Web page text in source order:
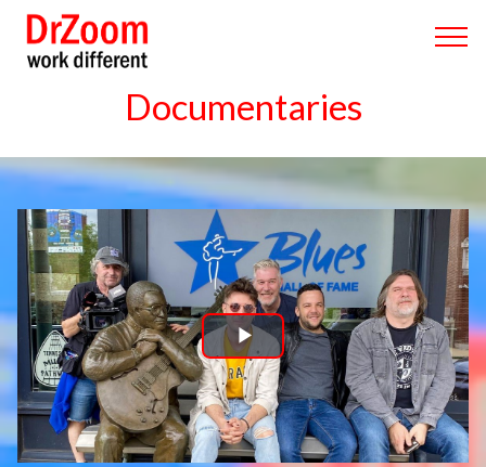
Documentaries
Play
Video